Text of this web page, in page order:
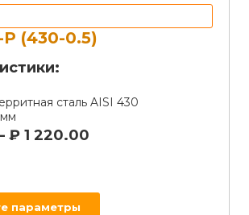
(430-0.5)
сталь AISI 430
₽ 1 220.00
параметры